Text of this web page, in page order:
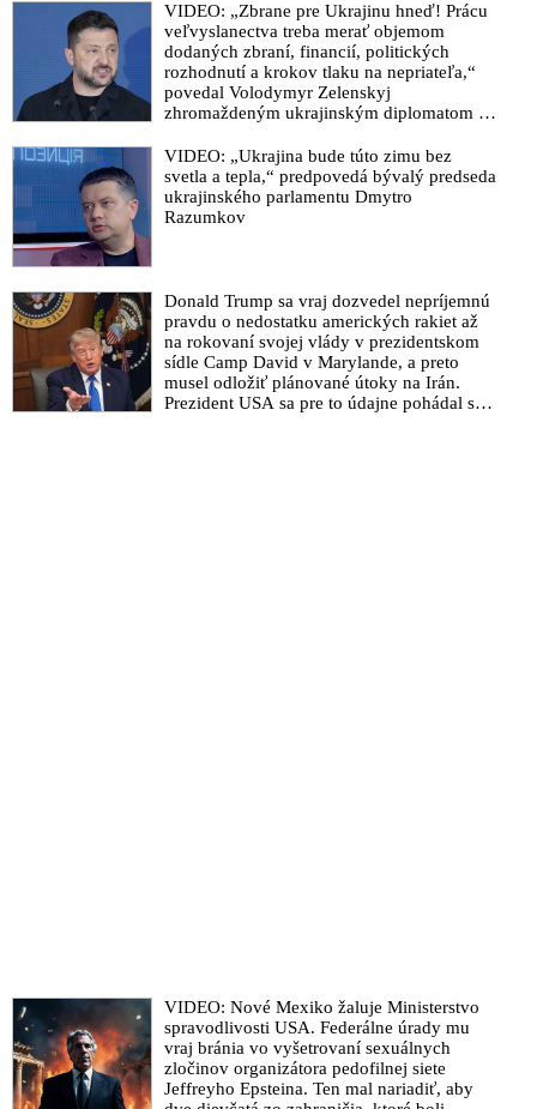
VIDEO: „Zbrane pre Ukrajinu hneď! Prácu
veľvyslanectva treba merať objemom
dodaných zbraní, financií, politických
rozhodnutí a krokov tlaku na nepriateľa,“
povedal Volodymyr Zelenskyj
zhromaždeným ukrajinským diplomatom v
že USA Ukrajine nedodajú protiraketové
systémy Patriot
VIDEO: „Ukrajina bude túto zimu bez
svetla a tepla,“ predpovedá bývalý predseda
ukrajinského parlamentu Dmytro
Razumkov
Donald Trump sa vraj dozvedel nepríjemnú
pravdu o nedostatku amerických rakiet až
na rokovaní svojej vlády v prezidentskom
sídle Camp David v Marylande, a preto
musel odložiť plánované útoky na Irán.
Prezident USA sa pre to údajne pohádal so
VIDEO: Nové Mexiko žaluje Ministerstvo
spravodlivosti USA. Federálne úrady mu
vraj bránia vo vyšetrovaní sexuálnych
zločinov organizátora pedofilnej siete
Jeffreyho Epsteina. Ten mal nariadiť, aby